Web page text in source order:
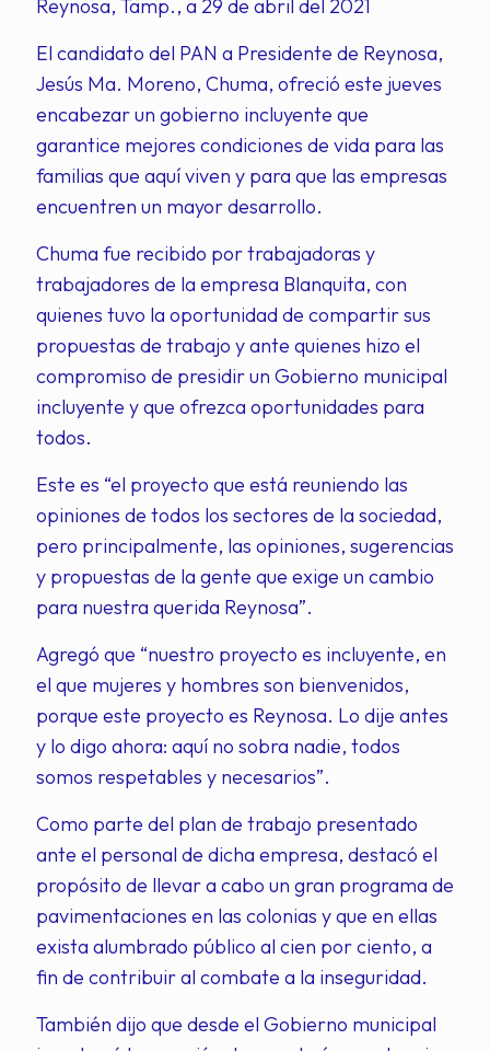
Reynosa, Tamp., a 29 de abril del 2021
El candidato del PAN a Presidente de Reynosa,
Jesús Ma. Moreno, Chuma, ofreció este jueves
encabezar un gobierno incluyente que
garantice mejores condiciones de vida para las
familias que aquí viven y para que las empresas
encuentren un mayor desarrollo.
Chuma fue recibido por trabajadoras y
trabajadores de la empresa Blanquita, con
quienes tuvo la oportunidad de compartir sus
propuestas de trabajo y ante quienes hizo el
compromiso de presidir un Gobierno municipal
incluyente y que ofrezca oportunidades para
todos.
Este es “el proyecto que está reuniendo las
opiniones de todos los sectores de la sociedad,
pero principalmente, las opiniones, sugerencias
y propuestas de la gente que exige un cambio
para nuestra querida Reynosa”.
Agregó que “nuestro proyecto es incluyente, en
el que mujeres y hombres son bienvenidos,
porque este proyecto es Reynosa. Lo dije antes
y lo digo ahora: aquí no sobra nadie, todos
somos respetables y necesarios”.
Como parte del plan de trabajo presentado
ante el personal de dicha empresa, destacó el
propósito de llevar a cabo un gran programa de
pavimentaciones en las colonias y que en ellas
exista alumbrado público al cien por ciento, a
fin de contribuir al combate a la inseguridad.
También dijo que desde el Gobierno municipal